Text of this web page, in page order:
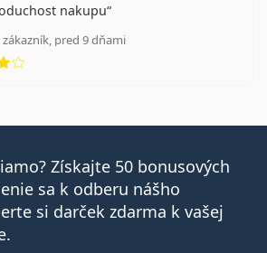
nakupu
pred 9 dňami
hodnotenie 4 z 5
Získajte 50 bonusových
sa k odberu nášho
si darček zdarma k vašej